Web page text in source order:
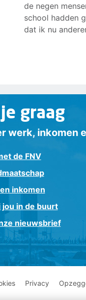
de negen
school hadden
dat ik nu
graag
werk, inkomen
de FNV
inkomen
in de buurt
nieuwsbrief
Privacy